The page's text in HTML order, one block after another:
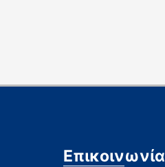
Επικοινωνία